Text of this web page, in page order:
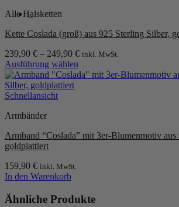
0
Alle Halsketten
Kette Coslada (groß) aus 925 Sterling Silber,
239,90 € – 249,90 € inkl. MwSt.
Ausführung wählen
Dieses
Produkt
weist
Varianten
Die
Optionen
auf
der
gewählt
Schnellansicht
Armbänder
Armband “Coslada” mit 3er-Blumenmotiv aus
goldplattiert
159,90 € inkl. MwSt.
In den Warenkorb
Ähnliche Produkte